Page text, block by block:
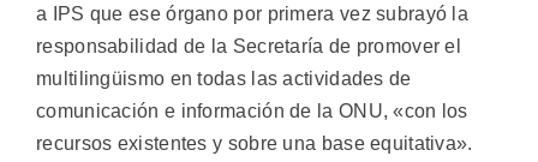
a IPS que ese órgano por primera vez subrayó la
responsabilidad de la Secretaría de promover el
multilingüismo en todas las actividades de
comunicación e información de la ONU, «con los
recursos existentes y sobre una base equitativa».